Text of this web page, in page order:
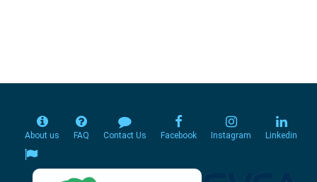
About us FAQ Contact Us Facebook Instagram Linkedin